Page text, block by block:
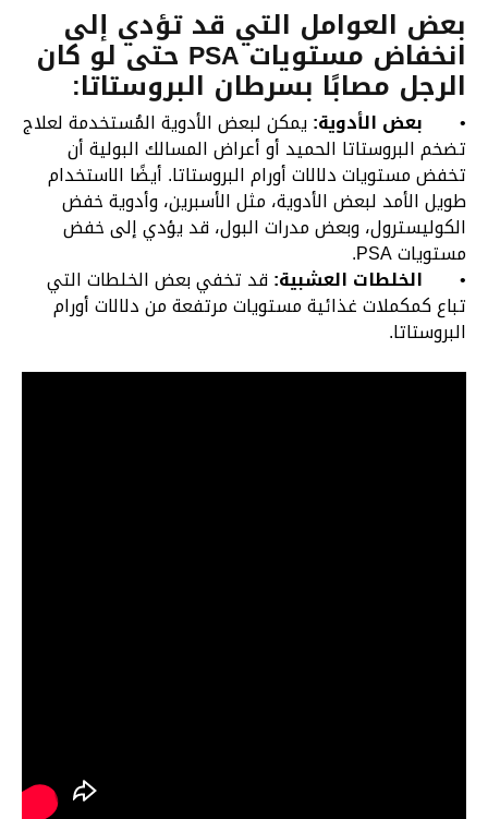
بعض العوامل التي قد تؤدي إلى
انخفاض مستويات PSA حتى لو كان
الرجل مصابًا بسرطان البروستاتا:
• بعض الأدوية:يمكن لبعض الأدوية المُستخدمة لعلاج
تضخم البروستاتا الحميد أو أعراض المسالك البولية أن
تخفض مستويات دلالات أورام البروستاتا. أيضًا الاستخدام
طويل الأمد لبعض الأدوية، مثل الأسبرين، وأدوية خفض
الكوليسترول، وبعض مدرات البول، قد يؤدي إلى خفض
مستويات PSA.
• الخلطات العشبية:قد تخفي بعض الخلطات التي
تباع كمكملات غذائية مستويات مرتفعة من دلالات أورام
البروستاتا.